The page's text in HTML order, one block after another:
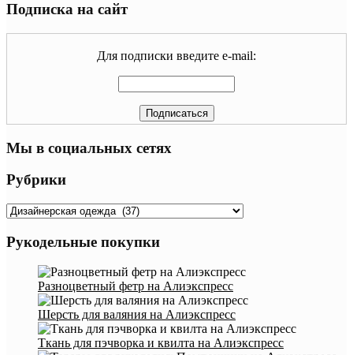
Подписка на сайт
Для подписки введите e-mail:
Мы в социальных сетях
Рубрики
Рубрики
Рукодельные покупки
Разноцветный фетр на Алиэкспресс
Шерсть для валяния на Алиэкспресс
Ткань для пэчворка и квилта на Алиэкспресс